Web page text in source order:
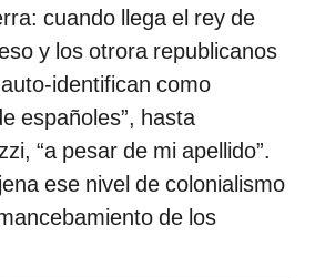
cuando llega el rey de
y los otrora republicanos
identifican como
españoles”, hasta
“a pesar de mi apellido”.
ese nivel de colonialismo
de los